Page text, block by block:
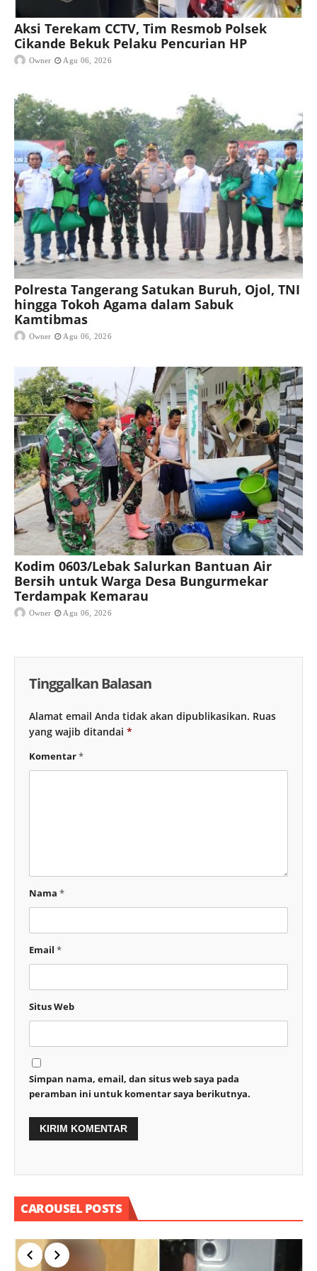
Aksi Terekam CCTV, Tim Resmob Polsek
Cikande Bekuk Pelaku Pencurian HP
Owner Agu 06, 2026
Polresta Tangerang Satukan Buruh, Ojol, TNI
hingga Tokoh Agama dalam Sabuk
Kamtibmas
Owner Agu 06, 2026
Kodim 0603/Lebak Salurkan Bantuan Air
Bersih untuk Warga Desa Bungurmekar
Terdampak Kemarau
Owner Agu 06, 2026
Tinggalkan Balasan
Alamat email Anda tidak akan dipublikasikan. Ruas
yang wajib ditandai *
Komentar*
Nama *
Email *
Situs Web
Simpan nama, email, dan situs web saya pada
peramban ini untuk komentar saya berikutnya.
CAROUSEL POSTS